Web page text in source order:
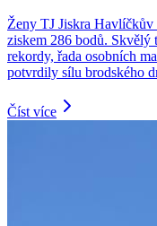
Ženy TJ Jiskra
ziskem 286 bodů.
rekordy, řada osobních
potvrdily sílu brodského
Číst více